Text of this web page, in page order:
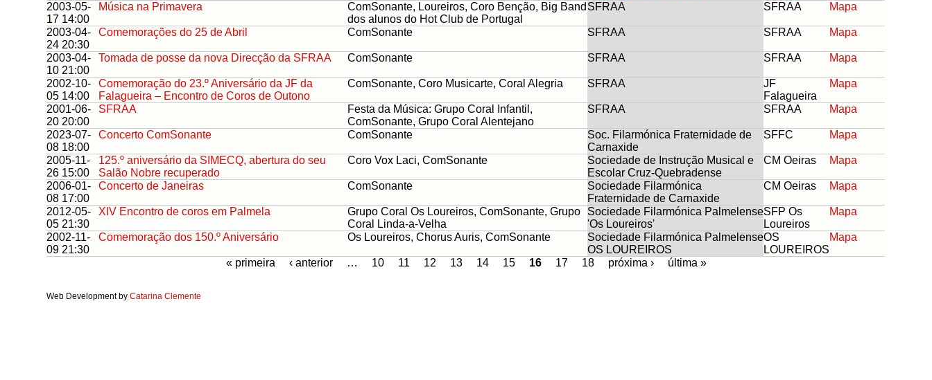
2003-05-
17 14:00
Música na Primavera
ComSonante, Loureiros, Coro Benção, Big Band
dos alunos do Hot Club de Portugal
SFRAA SFRAA Mapa
2003-04-
24 20:30
Comemorações do 25 de Abril ComSonante SFRAA SFRAA Mapa
2003-04-
10 21:00
Tomada de posse da nova Direcção da SFRAA ComSonante SFRAA SFRAA Mapa
2002-10-
05 14:00
Comemoração do 23.º Aniversário da JF da
Falagueira – Encontro de Coros de Outono
ComSonante, Coro Musicarte, Coral Alegria SFRAA
JF
Falagueira
Mapa
2001-06-
20 20:00
SFRAA
Festa da Música: Grupo Coral Infantil,
ComSonante, Grupo Coral Alentejano
SFRAA SFRAA Mapa
2023-07-
08 18:00
Concerto ComSonante ComSonante
Soc. Filarmónica Fraternidade de
Carnaxide
SFFC Mapa
2005-11-
26 15:00
125.º aniversário da SIMECQ, abertura do seu
Salão Nobre recuperado
Coro Vox Laci, ComSonante
Sociedade de Instrução Musical e
Escolar Cruz-Quebradense
CM Oeiras Mapa
2006-01-
08 17:00
Concerto de Janeiras ComSonante
Sociedade Filarmónica
Fraternidade de Carnaxide
CM Oeiras Mapa
2012-05-
05 21:30
XIV Encontro de coros em Palmela
Grupo Coral Os Loureiros, ComSonante, Grupo
Coral Linda-a-Velha
Sociedade Filarmónica Palmelense
'Os Loureiros'
SFP Os
Loureiros
Mapa
2002-11-
09 21:30
Comemoração dos 150.º Aniversário Os Loureiros, Chorus Auris, ComSonante
Sociedade Filarmónica Palmelense
OS LOUREIROS
OS
LOUREIROS
Mapa
« primeira ‹ anterior … 10 11 12 13 14 15 16 17 18 próxima › última »
Web Development byCatarina Clemente